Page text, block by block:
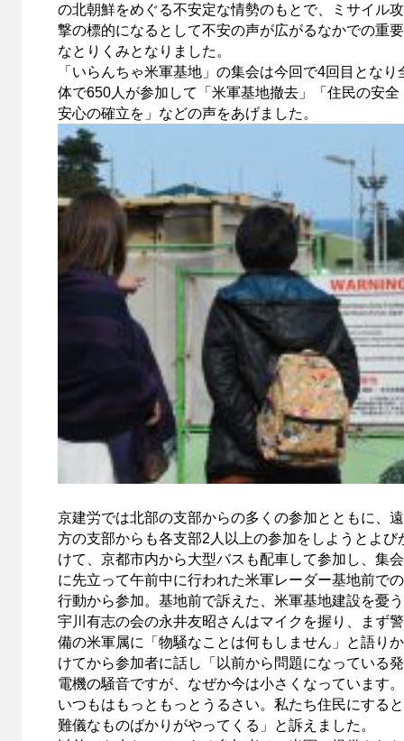
の北朝鮮をめぐる不安定な情勢のもとで、ミサイル攻
撃の標的になるとして不安の声が広がるなかでの重要
なとりくみとなりました。
「いらんちゃ米軍基地」の集会は今回で4回目となり
体で650人が参加して「米軍基地撤去」「住民の安全
安心の確立を」などの声をあげました。
京建労では北部の支部からの多くの参加とともに、遠
方の支部からも各支部2人以上の参加をしようとよび
けて、京都市内から大型バスも配車して参加し、集会
に先立って午前中に行われた米軍レーダー基地前での
行動から参加。基地前で訴えた、米軍基地建設を憂う
宇川有志の会の永井友昭さんはマイクを握り、まず警
備の米軍属に「物騒なことは何もしません」と語りか
けてから参加者に話し「以前から問題になっている発
電機の騒音ですが、なぜか今は小さくなっています。
いつもはもっともっとうるさい。私たち住民にすると
難儀なものばかりがやってくる」と訴えました。